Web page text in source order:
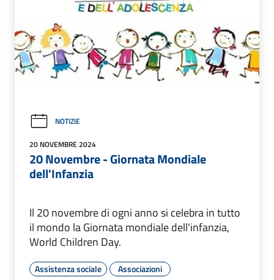
NOTIZIE
20 NOVEMBRE 2024
20 Novembre - Giornata Mondiale
dell'Infanzia
Il 20 novembre di ogni anno si celebra in tutto
il mondo la Giornata mondiale dell'infanzia,
World Children Day.
Assistenza sociale
Associazioni